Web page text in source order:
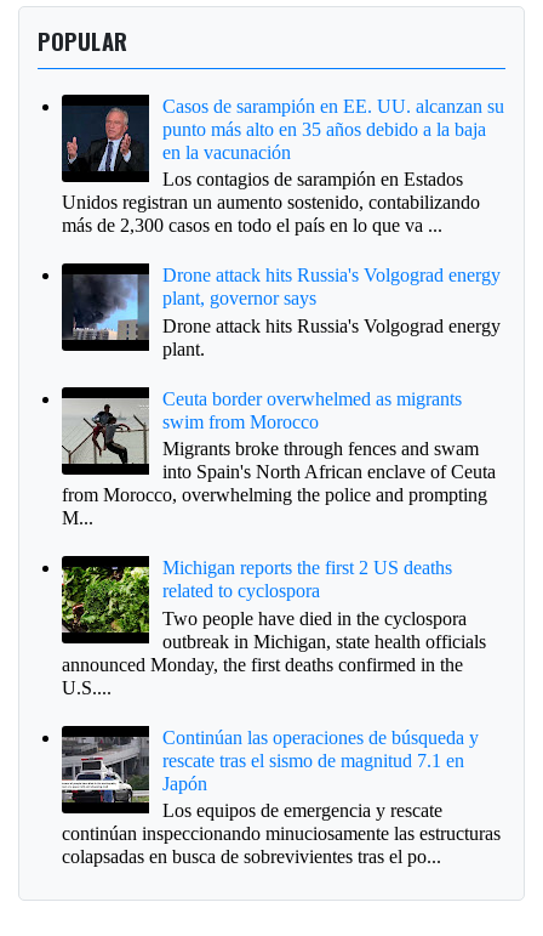
POPULAR
Casos de sarampión en EE. UU. alcanzan su
punto más alto en 35 años debido a la baja
en la vacunación
Los contagios de sarampión en Estados
Unidos registran un aumento sostenido, contabilizando
más de 2,300 casos en todo el país en lo que va ...
Drone attack hits Russia's Volgograd energy
plant, governor says
Drone attack hits Russia's Volgograd energy
plant.
Ceuta border overwhelmed as migrants
swim from Morocco
Migrants broke through fences and swam
into Spain's North African enclave of Ceuta
from Morocco, overwhelming the police and prompting
M...
Michigan reports the first 2 US deaths
related to cyclospora
Two people have died in the cyclospora
outbreak in Michigan, state health officials
announced Monday, the first deaths confirmed in the
U.S....
Continúan las operaciones de búsqueda y
rescate tras el sismo de magnitud 7.1 en
Japón
Los equipos de emergencia y rescate
continúan inspeccionando minuciosamente las estructuras
colapsadas en busca de sobrevivientes tras el po...